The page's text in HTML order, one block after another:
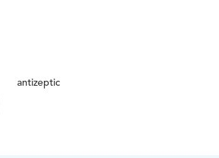
antizeptic